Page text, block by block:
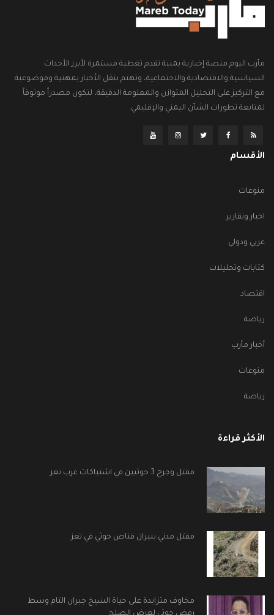
مأرب اليوم منصة إخبارية يمنية تقدم تغطية مستمرة لأبرز الأحداث
السياسية والاقتصادية والاجتماعية، وتهتم بنقل الأخبار بمهنية وموضوعية
مع التركيز على التحليل المتوازن والمعلومة الدقيقة، لتكون مصدراً موثوقاً
لمتابعة تطورات الشأن اليمني والإقليمي.
الأقسام
منوعات
اخبار وتقارير
عربي ودولي
كتابات وتحليلات
اقتصاد
رياضة
أخبار مأرب
منوعات
رياضة
الأكثر قراءة
مقتل وجرح 3 حوثيين في اشتباكات غرب تعز
مقتل مدني بنيران قناص حوثي في تعز
مخاوف متزايدة على حياة الشيخ جبران التام وسط